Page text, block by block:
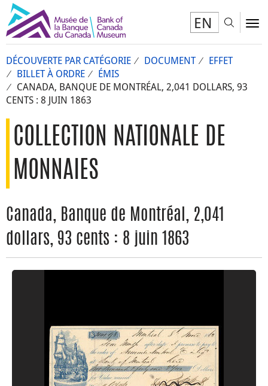
EN
DÉCOUVERTE PAR CATÉGORIE DOCUMENT
EFFET
BILLET À ORDRE
ÉMIS
CANADA, BANQUE DE MONTRÉAL, 2,041 DOLLARS, 93
CENTS : 8 JUIN 1863
COLLECTION NATIONALE DE
MONNAIES
Canada, Banque de Montréal, 2,041
dollars, 93 cents : 8 juin 1863